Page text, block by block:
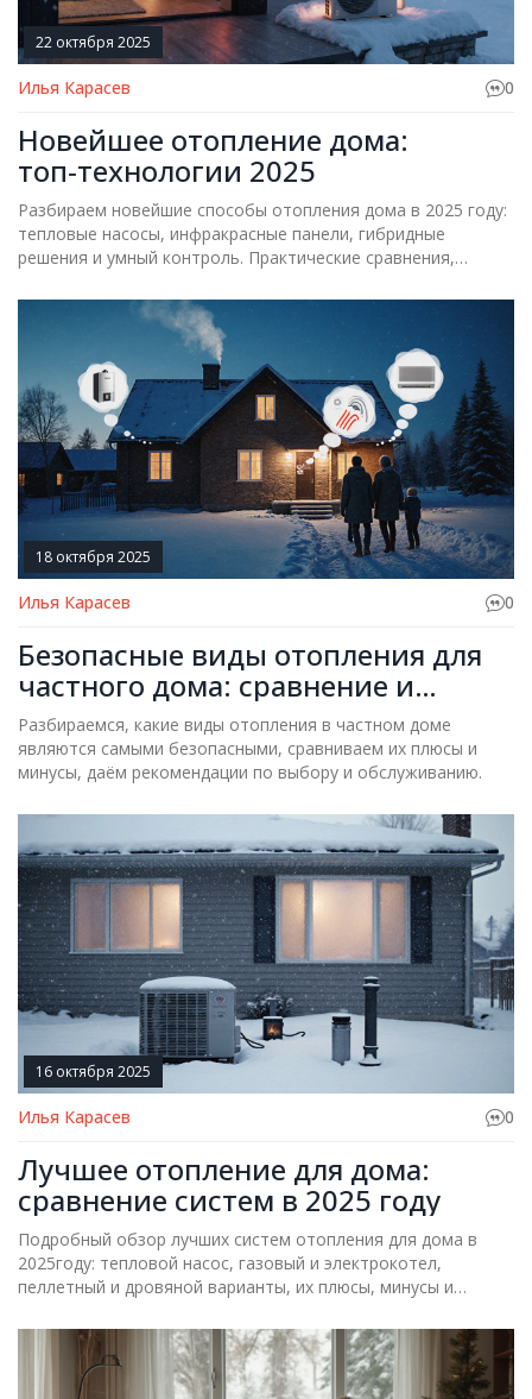
22 октября 2025
Илья Карасев 0
Новейшее отопление дома:
топ‑технологии 2025
Разбираем новейшие способы отопления дома в 2025 году:
тепловые насосы, инфракрасные панели, гибридные
решения и умный контроль. Практические сравнения,
18 октября 2025
Илья Карасев 0
Безопасные виды отопления для
частного дома: сравнение и
рекомендации
Разбираемся, какие виды отопления в частном доме
являются самыми безопасными, сравниваем их плюсы и
минусы, даём рекомендации по выбору и обслуживанию.
16 октября 2025
Илья Карасев 0
Лучшее отопление для дома:
сравнение систем в 2025 году
Подробный обзор лучших систем отопления для дома в
2025году: тепловой насос, газовый и электрокотел,
пеллетный и дровяной варианты, их плюсы, минусы и